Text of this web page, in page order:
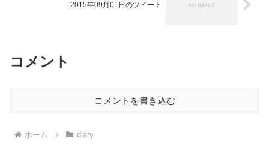
2015年09月01日のツイート
コメント
コメントを書き込む
ホーム diary